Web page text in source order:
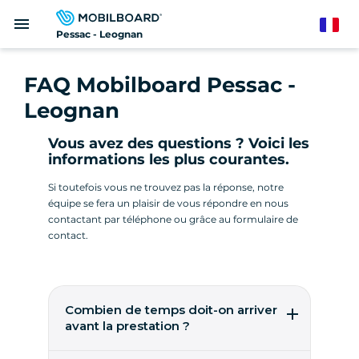
Pessac - Leognan
menu
FAQ Mobilboard Pessac -
Leognan
Vous avez des questions ? Voici les
informations les plus courantes.
Si toutefois vous ne trouvez pas la réponse, notre
équipe se fera un plaisir de vous répondre en nous
contactant par téléphone ou grâce au formulaire de
contact.
Combien de temps doit-on arriver
avant la prestation ?